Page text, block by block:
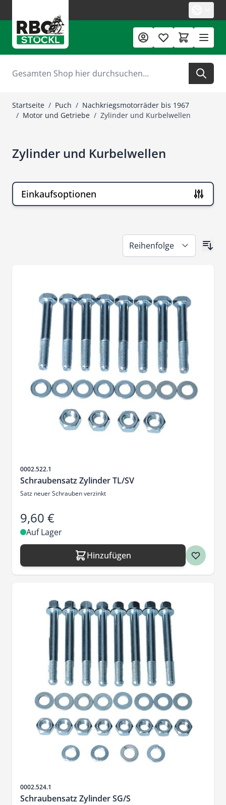
Suche
Startseite / Puch / Nachkriegsmotorräder bis 1967
/ Motor und Getriebe / Zylinder und Kurbelwellen
Zylinder und Kurbelwellen
Einkaufsoptionen
Artikelnr.
0002.522.1
Schraubensatz Zylinder TL/SV
Satz neuer Schrauben verzinkt
9,60 €
Auf Lager
Hinzufügen
Artikelnr.
0002.524.1
Schraubensatz Zylinder SG/S